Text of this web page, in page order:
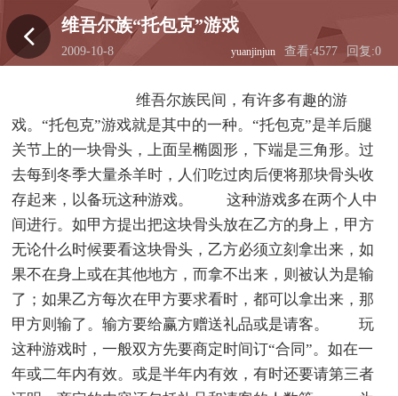
维吾尔族“托包克”游戏
2009-10-8
12:43:20
回复:0
查看:4577
yuanjinjun
维吾尔族民间，有许多有趣的游
戏。“托包克”游戏就是其中的一种。“托包克”是羊后腿
关节上的一块骨头，上面呈椭圆形，下端是三角形。过
去每到冬季大量杀羊时，人们吃过肉后便将那块骨头收
存起来，以备玩这种游戏。 这种游戏多在两个人中
间进行。如甲方提出把这块骨头放在乙方的身上，甲方
无论什么时候要看这块骨头，乙方必须立刻拿出来，如
果不在身上或在其他地方，而拿不出来，则被认为是输
了；如果乙方每次在甲方要求看时，都可以拿出来，那
甲方则输了。输方要给赢方赠送礼品或是请客。 玩
这种游戏时，一般双方先要商定时间订“合同”。如在一
年或二年内有效。或是半年内有效，有时还要请第三者